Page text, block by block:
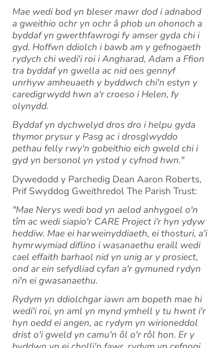
Mae wedi bod yn bleser mawr dod i adnabod
a gweithio ochr yn ochr â phob un ohonoch a
byddaf yn gwerthfawrogi fy amser gyda chi i
gyd. Hoffwn ddiolch i bawb am y gefnogaeth
rydych chi wedi'i roi i Angharad, Adam a Ffion
tra byddaf yn gwella ac nid oes gennyf
unrhyw amheuaeth y byddwch chi'n estyn y
caredigrwydd hwn a'r croeso i Helen, fy
olynydd.
Byddaf yn dychwelyd dros dro i helpu gyda
thymor prysur y Pasg ac i drosglwyddo
pethau felly rwy'n gobeithio eich gweld chi i
gyd yn bersonol yn ystod y cyfnod hwn."
Dywedodd y Parchedig Dean Aaron Roberts,
Prif Swyddog Gweithredol The Parish Trust:
"Mae Nerys wedi bod yn aelod anhygoel o'n
tîm ac wedi siapio'r CARE Project i'r hyn ydyw
heddiw. Mae ei harweinyddiaeth, ei thosturi, a'i
hymrwymiad diflino i wasanaethu eraill wedi
cael effaith barhaol nid yn unig ar y prosiect,
ond ar ein sefydliad cyfan a'r gymuned rydyn
ni'n ei gwasanaethu.
Rydym yn ddiolchgar iawn am bopeth mae hi
wedi'i roi, yn aml yn mynd ymhell y tu hwnt i'r
hyn oedd ei angen, ac rydym yn wirioneddol
drist o'i gweld yn camu'n ôl o'r rôl hon. Er y